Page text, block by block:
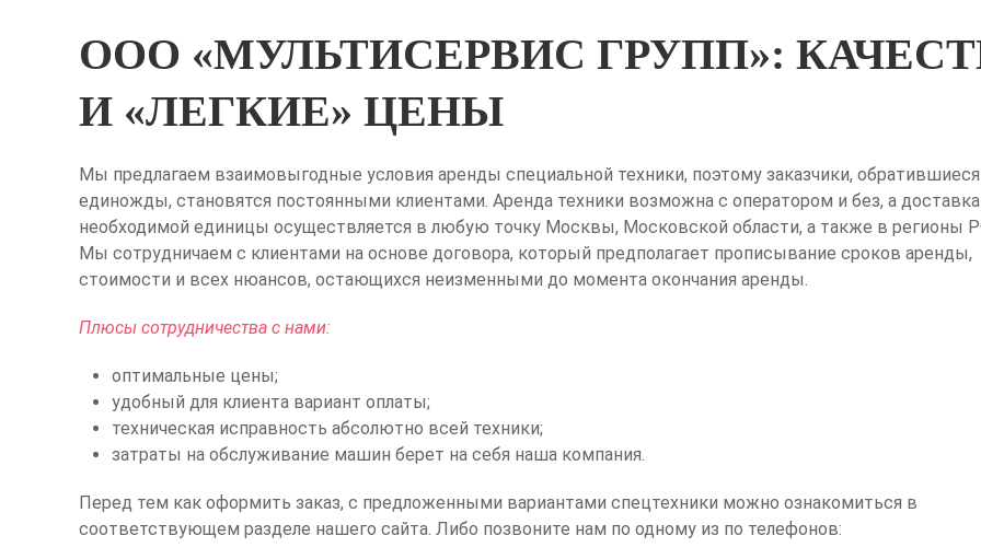
ООО «МУЛЬТИСЕРВИС ГРУПП»:
И «ЛЕГКИЕ» ЦЕНЫ
Мы предлагаем взаимовыгодные условия аренды специальной техники, поэтому заказчики,
единожды, становятся постоянными клиентами. Аренда техники возможна с оператором и без, а доставка
необходимой единицы осуществляется в любую точку Москвы, Московской области, а также в регионы
Мы сотрудничаем с клиентами на основе договора, который предполагает прописывание сроков аренды,
стоимости и всех нюансов, остающихся неизменными до момента окончания аренды.
Плюсы сотрудничества с нами:
оптимальные цены;
удобный для клиента вариант оплаты;
техническая исправность абсолютно всей техники;
затраты на обслуживание машин берет на себя наша компания.
Перед тем как оформить заказ, с предложенными вариантами спецтехники можно ознакомиться в
соответствующем разделе нашего сайта. Либо позвоните нам по одному из по телефонов: